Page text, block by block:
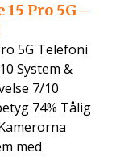
Pro 5G –
5G Telefoni
System &
7/10
74% Tålig
med